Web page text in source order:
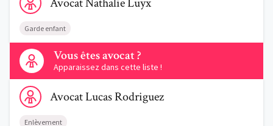
Garde enfant
Vous êtes avocat ?
Apparaissez dans cette liste !
Contactez-nous
Voir le profil de AvocatLucas Rodriguez
AvocatLucasRodriguez
Enlèvement